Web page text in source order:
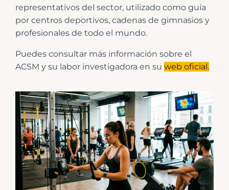
representativos del sector, utilizado como guía
por centros deportivos, cadenas de gimnasios y
profesionales de todo el mundo.
Puedes consultar más información sobre el
ACSM y su labor investigadora en su web oficial.